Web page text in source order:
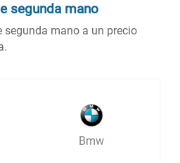
segunda mano
segunda mano a un precio
Bmw